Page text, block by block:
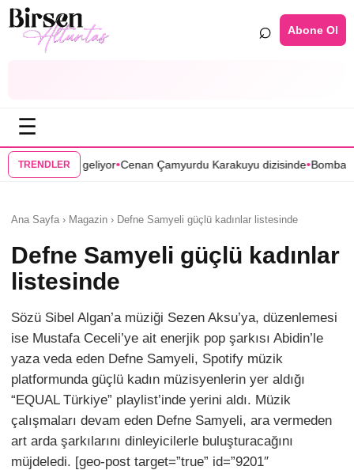
⌕ Abone Ol
☰
TRENDLER
•Cenan Çamyurdu Karakuyu dizisinde •Bomba transfer! Caner
Ana Sayfa › Magazin › Defne Samyeli güçlü kadınlar listesinde
Defne Samyeli güçlü kadınlar
listesinde
Sözü Sibel Algan’a müziği Sezen Aksu’ya, düzenlemesi
ise Mustafa Ceceli’ye ait enerjik pop şarkısı Abidin’le
yaza veda eden Defne Samyeli, Spotify müzik
platformunda güçlü kadın müzisyenlerin yer aldığı
“EQUAL Türkiye” playlist’inde yerini aldı. Müzik
çalışmaları devam eden Defne Samyeli, ara vermeden
art arda şarkılarını dinleyicilerle buluşturacağını
müjdeledi. [geo-post target=”true” id=”9201″